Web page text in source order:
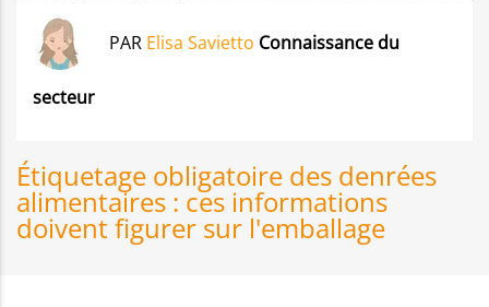
PAR Elisa Savietto Connaissance du
secteur
Étiquetage obligatoire des denrées
alimentaires : ces informations
doivent figurer sur l'emballage